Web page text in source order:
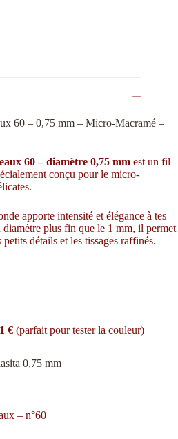
60 – 0,75 mm – Micro-Macramé –
60 – diamètre 0,75 mm est un fil
conçu pour le micro-
apporte intensité et élégance à tes
plus fin que le 1 mm, il permet
détails et les tissages raffinés.
€ (parfait pour tester la couleur)
0,75 mm
– n°60